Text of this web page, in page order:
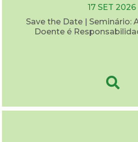
17 SET 2026
Save the Date | Seminário:
Doente é